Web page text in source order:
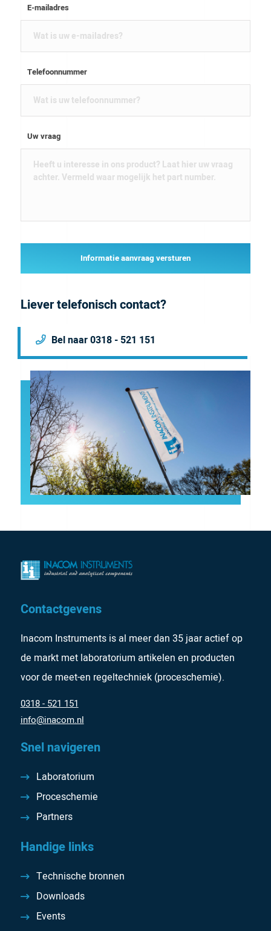
E-mailadres
Telefoonnummer
Uw vraag
Informatie aanvraag versturen
Liever telefonisch contact?
Bel naar 0318 - 521 151
Contactgevens
Inacom Instruments is al meer dan 35 jaar actief op
de markt met laboratorium artikelen en producten
voor de meet-en regeltechniek (proceschemie).
0318 - 521 151
info@inacom.nl
Snel navigeren
Laboratorium
Proceschemie
Partners
Handige links
Technische bronnen
Downloads
Events